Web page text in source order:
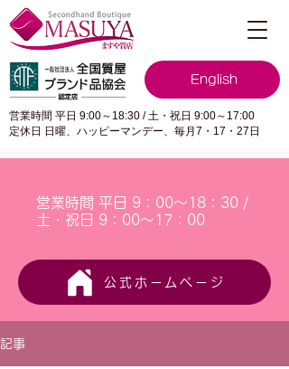
English
営業時間 平日 9:00～18:30 / 土・祝日 9:00～17:00
定休日 日曜、ハッピーマンデー、毎月7・17・27日
営業時間 平日 9：00～18：30 /
土・祝日 9：00～17：00
公式ホームページ
記事